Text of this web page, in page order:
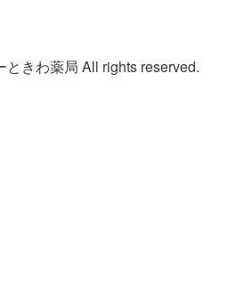
きわ薬局 All rights reserved.